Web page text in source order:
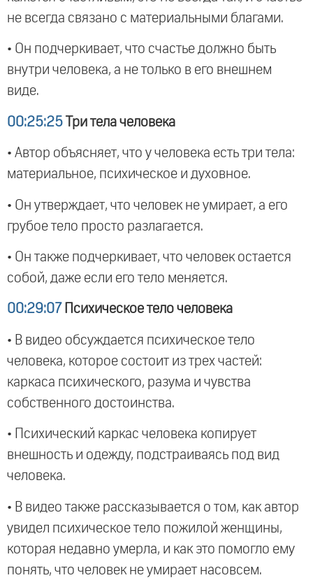
не всегда связано с материальными благами.
• Он подчеркивает, что счастье должно быть
внутри человека, а не только в его внешнем
виде.
00:25:25 Три тела человека
• Автор объясняет, что у человека есть три тела:
материальное, психическое и духовное.
• Он утверждает, что человек не умирает, а его
грубое тело просто разлагается.
• Он также подчеркивает, что человек остается
собой, даже если его тело меняется.
00:29:07 Психическое тело человека
• В видео обсуждается психическое тело
человека, которое состоит из трех частей:
каркаса психического, разума и чувства
собственного достоинства.
• Психический каркас человека копирует
внешность и одежду, подстраиваясь под вид
человека.
• В видео также рассказывается о том, как автор
увидел психическое тело пожилой женщины,
которая недавно умерла, и как это помогло ему
понять, что человек не умирает насовсем.